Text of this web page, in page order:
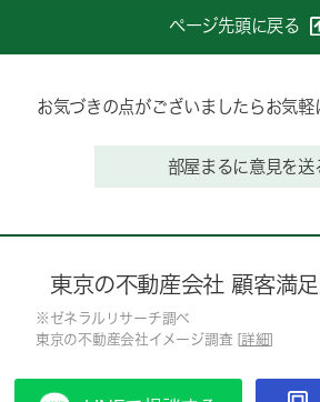
ページ先頭に戻る
お気づきの点がございましたらお気軽
部屋まるに意見を送
東京の不動産会社 顧客満
※ゼネラルリサーチ調べ
東京の不動産会社イメージ調査 [詳細]